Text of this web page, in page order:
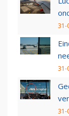
31-
31-
31-